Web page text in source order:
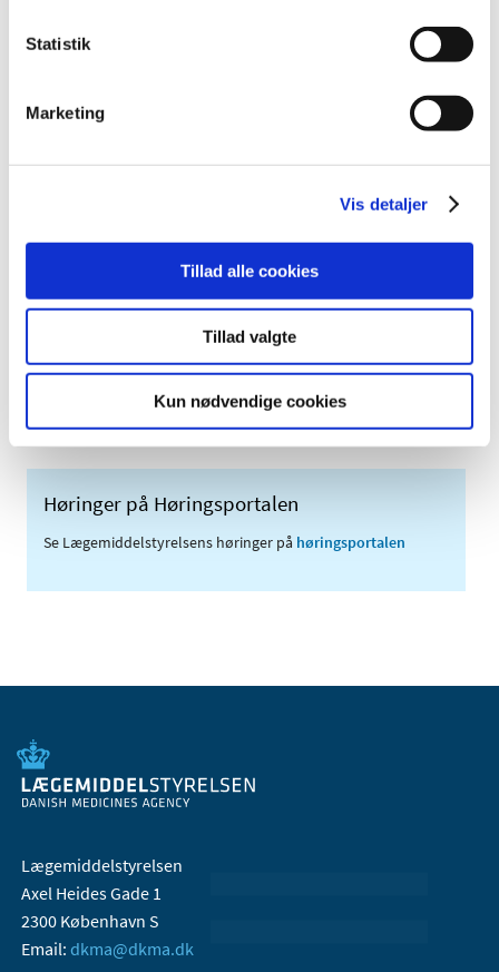
Statistik
Marketing
Vis detaljer
Tillad alle cookies
Tillad valgte
Kun nødvendige cookies
november (3)
september (1)
marts (1)
Meddelelser om forsyning af medicin til mennesker og dyr
Sikkerhedsmeddelelser om medicinsk udstyr
Høringer på Høringsportalen
Se Lægemiddelstyrelsens høringer på høringsportalen
Lægemiddelstyrelsen
Axel Heides Gade 1
2300 København S
Email: dkma@dkma.dk